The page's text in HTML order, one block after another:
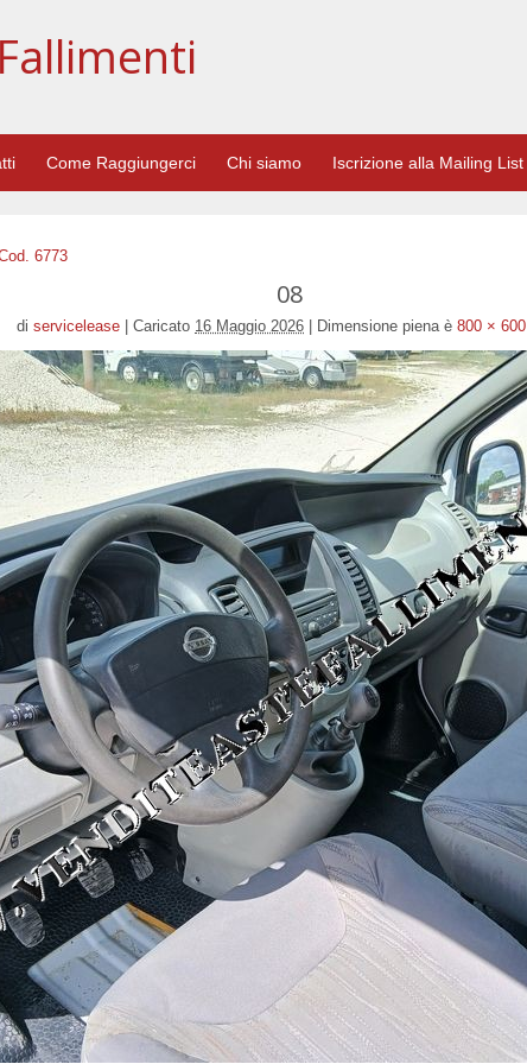
Come Raggiungerci Chi siamo Iscrizione alla Mailing List
6773
08
di servicelease Caricato 16 Maggio 2026 Dimensione piena è 800 × 600